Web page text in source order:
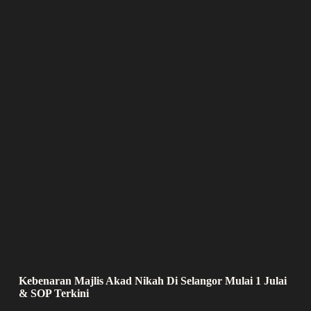
Kebenaran Majlis Akad Nikah Di Selangor Mulai 1 Julai
& SOP Terkini